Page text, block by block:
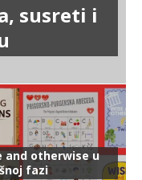
susreti i
and otherwise u
fazi